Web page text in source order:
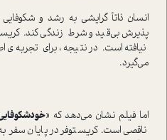
انسان ذاتاً گرایشی به رشد و
پذیرش بی‌قید و شرط زندگی کند.
نیافته است. در نتیجه، برای تجربه‌ی
می‌گیرد.
اما فیلم نشان می‌دهد که «
ناقصی است. کریستوفر در پایان